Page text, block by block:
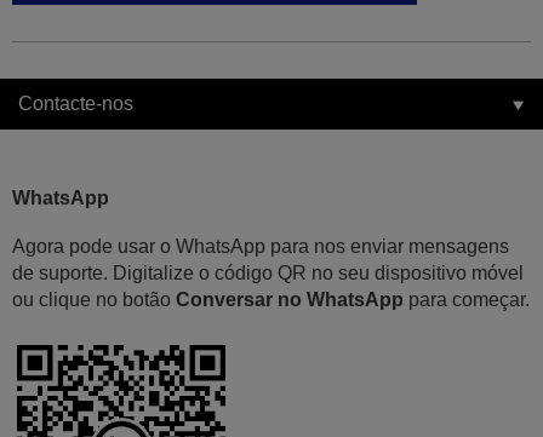
Contacte-nos
WhatsApp
Agora pode usar o WhatsApp para nos enviar mensagens
de suporte. Digitalize o código QR no seu dispositivo móvel
ou clique no botão Conversar no WhatsApp para começar.